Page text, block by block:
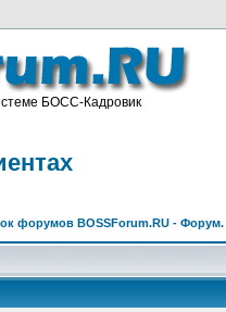
БОСС-Кадровик
форумов BOSSForum.RU -